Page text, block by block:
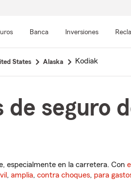
Banca Inversiones
States Alaska Kodiak
de seguro
especialmente en la carretera. Con
, amplia, contra choques, para